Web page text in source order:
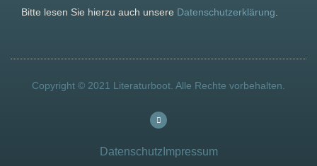
Bitte lesen Sie hierzu auch unsere Datenschutzerklärung
Copyright © 2021 Literaturboot. Alle Rechte vorbehalten.
Datenschutz Impressum